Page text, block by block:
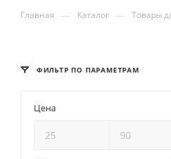
Главная — Каталог — Товары
ФИЛЬТР ПО ПАРАМЕТРАМ
Цена